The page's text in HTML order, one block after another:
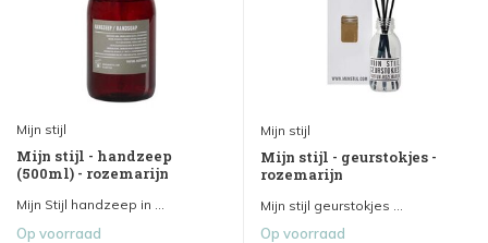
Mijn stijl
Mijn stijl - handzeep
(500ml) - rozemarijn
Mijn Stijl handzeep in ...
Op voorraad
Mijn stijl
Mijn stijl - geurstokjes -
rozemarijn
Mijn stijl geurstokjes ...
Op voorraad